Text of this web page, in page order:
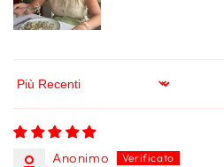
Sort by
Anonimo